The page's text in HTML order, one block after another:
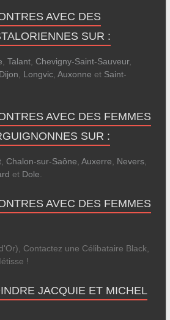
AVEC DES
SUR :
, Talant, Chevigny-Saint-Sauveur,
, Longvic, Auxonne et Saint-
AVEC DES FEMMES
SUR :
, Chalon-sur-Saône, Auxerre, Nevers,
et Dole.
AVEC DES FEMMES
Contactez une Célibataire Black,
!
JACQUIE ET MICHEL